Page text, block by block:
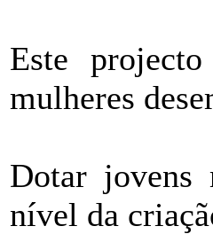
Este
mulheres
Dotar jovens
nível da